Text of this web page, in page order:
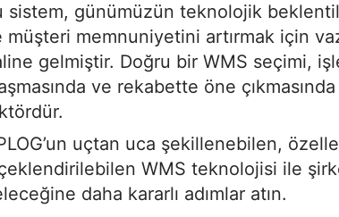
sistem, günümüzün teknolojik
müşteri memnuniyetini artırmak için
gelmiştir. Doğru bir WMS seçimi,
ve rekabette öne
uçtan uca şekillenebilen,
WMS teknolojisi ile
daha kararlı adımlar atın.